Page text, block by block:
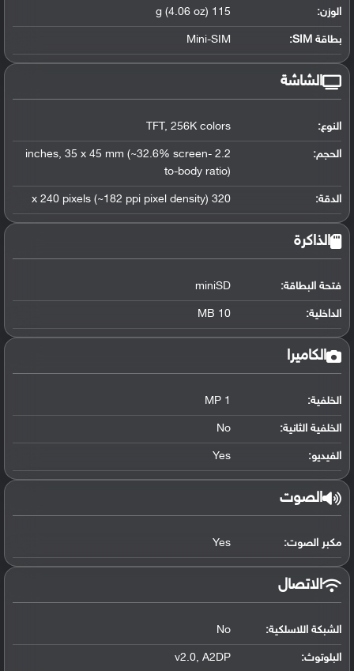
الوزن: 115 g (4.06 oz)
بطاقة SIM: Mini-SIM
الشاشة
النوع: TFT, 256K colors
الحجم:
2.2 inches, 35 x 45 mm (~32.6% screen-
to-body ratio)
الدقة: 320 x 240 pixels (~182 ppi pixel density)
الذاكرة
فتحة البطاقة: miniSD
الداخلية: 10 MB
الكاميرا
الخلفية: 1 MP
الخلفية الثانية: No
الفيديو: Yes
الصوت
مكبر الصوت: Yes
الاتصال
الشبكة اللاسلكية: No
البلوتوث:
v2.0, A2DP